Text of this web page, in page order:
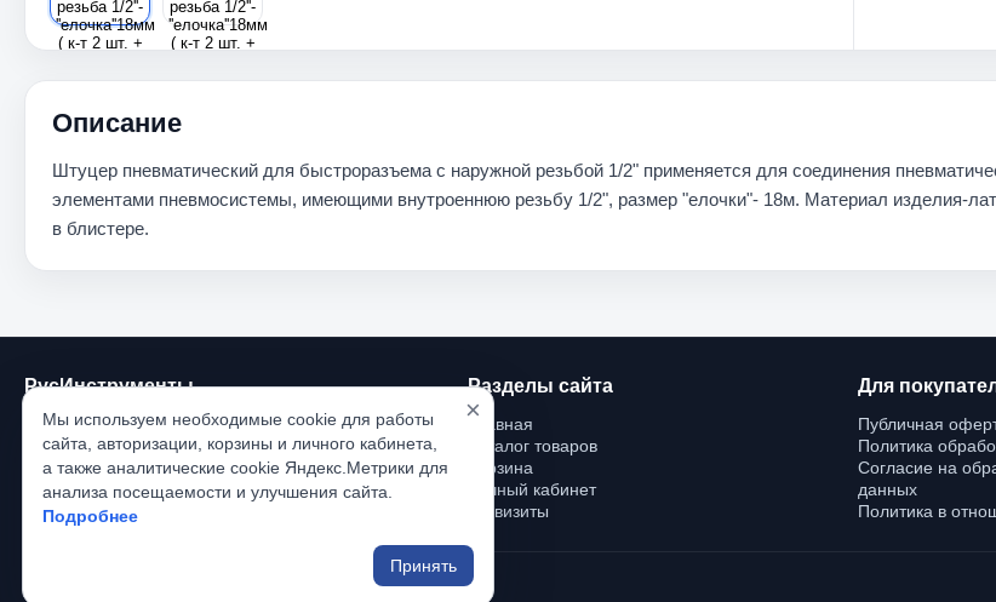
Описание
Штуцер пневматический для быстроразъема с наружной резьбой 1/2" применяется для соединения
элементами пневмосистемы, имеющими внутроеннюю резьбу 1/2", размер "елочки"- 18м. Материал изделия-
в блистере.
РусИнструменты
На данном сайте вы найдете большой
ассортимент профессионального и бытового
инструмента.
Разделы сайта
Главная
Каталог товаров
Корзина
Личный кабинет
Реквизиты
Для
Публичная
Политика
Согласие на
данных
Политика в
×
Мы используем необходимые cookie для работы
сайта, авторизации, корзины и личного кабинета,
а также аналитические cookie Яндекс.Метрики для
анализа посещаемости и улучшения сайта.
Подробнее
Принять